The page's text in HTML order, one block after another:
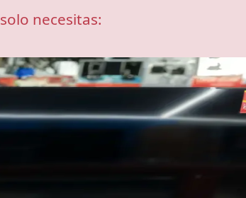
necesitas: